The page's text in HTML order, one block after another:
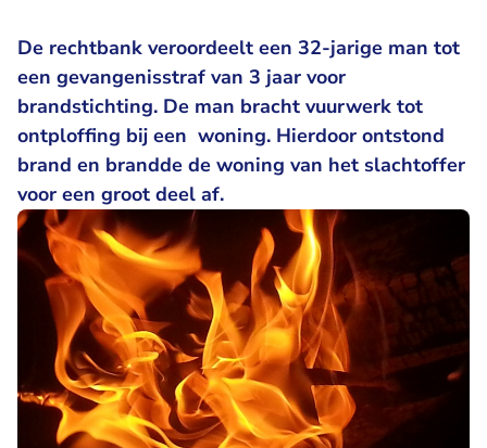
De rechtbank veroordeelt een 32-jarige man tot
een gevangenisstraf van 3 jaar voor
brandstichting. De man bracht vuurwerk tot
ontploffing bij een woning. Hierdoor ontstond
brand en brandde de woning van het slachtoffer
voor een groot deel af.